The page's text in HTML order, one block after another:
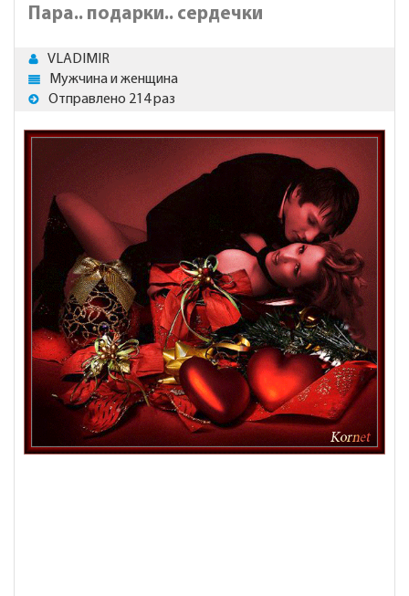
Пара.. подарки.. сердечки
VLADIMIR
Мужчина и женщина
Отправлено 214 раз